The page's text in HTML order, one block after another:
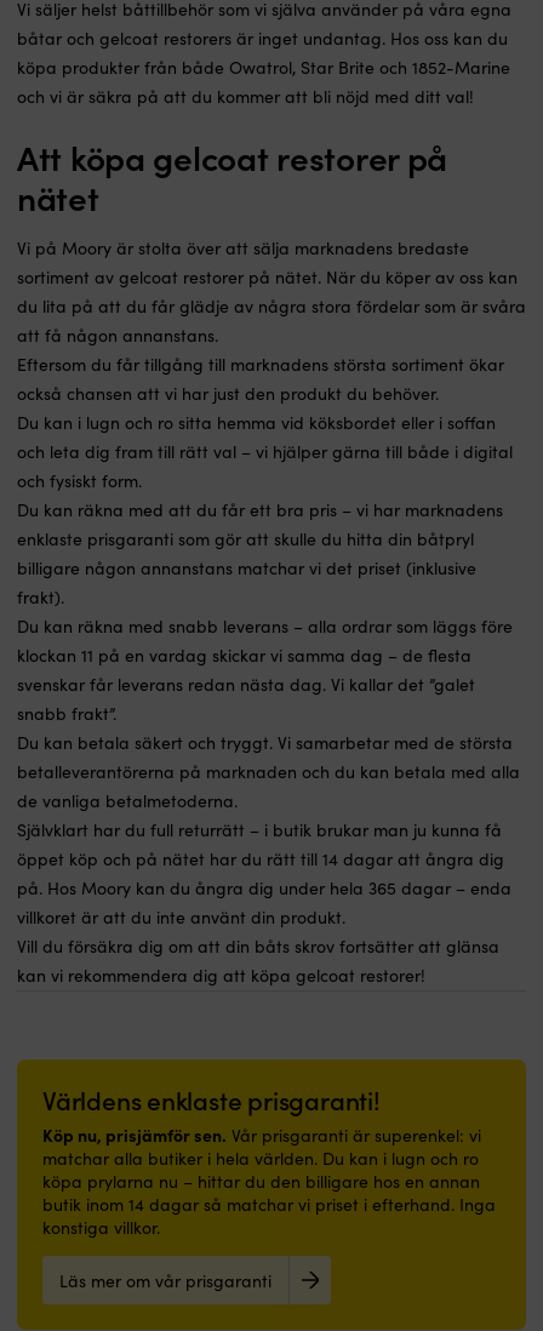
Vi säljer helst båttillbehör som vi själva använder på våra egna
båtar och gelcoat restorers är inget undantag. Hos oss kan du
köpa produkter från både Owatrol, Star Brite och 1852-Marine
och vi är säkra på att du kommer att bli nöjd med ditt val!
Att köpa gelcoat restorer på
nätet
Vi på Moory är stolta över att sälja marknadens bredaste
sortiment av gelcoat restorer på nätet. När du köper av oss kan
du lita på att du får glädje av några stora fördelar som är svåra
att få någon annanstans.
Eftersom du får tillgång till marknadens största sortiment ökar
också chansen att vi har just den produkt du behöver.
Du kan i lugn och ro sitta hemma vid köksbordet eller i soffan
och leta dig fram till rätt val – vi hjälper gärna till både i digital
och fysiskt form.
Du kan räkna med att du får ett bra pris – vi har marknadens
enklaste prisgaranti som gör att skulle du hitta din båtpryl
billigare någon annanstans matchar vi det priset (inklusive
frakt).
Du kan räkna med snabb leverans – alla ordrar som läggs före
klockan 11 på en vardag skickar vi samma dag – de flesta
svenskar får leverans redan nästa dag. Vi kallar det ”galet
snabb frakt”.
Du kan betala säkert och tryggt. Vi samarbetar med de största
betalleverantörerna på marknaden och du kan betala med alla
de vanliga betalmetoderna.
Självklart har du full returrätt – i butik brukar man ju kunna få
öppet köp och på nätet har du rätt till 14 dagar att ångra dig
på. Hos Moory kan du ångra dig under hela 365 dagar – enda
villkoret är att du inte använt din produkt.
Vill du försäkra dig om att din båts skrov fortsätter att glänsa
kan vi rekommendera dig att köpa gelcoat restorer!
Världens enklaste prisgaranti!
Köp nu, prisjämför sen. Vår prisgaranti är superenkel: vi
matchar alla butiker i hela världen. Du kan i lugn och ro
köpa prylarna nu – hittar du den billigare hos en annan
butik inom 14 dagar så matchar vi priset i efterhand. Inga
konstiga villkor.
Läs mer om vår prisgaranti